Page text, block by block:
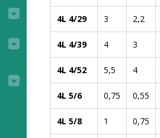
4L 4/29 3 2,2
4L 4/39 4 3
4L 4/52 5,5 4
4L 5/6 0,75 0,55
4L 5/8 1 0,75